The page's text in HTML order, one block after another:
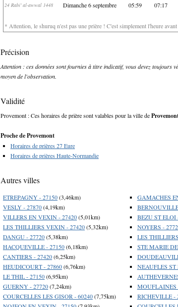
24 Rabi' al-awwal 1448 Dimanche 6 septembre 05:59 07:17
* Attention, le shuruq n'est pas une prière ! C'est simplement l'heure
Précision
Attention : ces données sont fournies à titre indicatif, vous devez toujours
moyen de l'observation.
Validité
Provemont : Ces horaires de prière sont valables pour la ville de
Proche de Provemont
Horaires de prières 27 Eure
Horaires de prières Haute-Normandie
Autres villes
ETREPAGNY - 27150(3,46km)
VESLY - 27870(4,19km)
VILLERS EN VEXIN - 27420(5,01km)
LES THILLIERS VEXIN - 27420(5,32km)
DANGU - 27720(5,38km)
HACQUEVILLE - 27150(6,18km)
CANTIERS - 27420(6,25km)
HEUDICOURT - 27860(6,76km)
LE THIL - 27150(6,95km)
GUERNY - 27720(7,24km)
COURCELLES LES GISOR - 60240(7,75km)
GAMACHES
BEZU ST ELOI
NOYERS -
LES
STE MARIE
NEAUFLES
MOUFLAINES
RICHEVILLE -